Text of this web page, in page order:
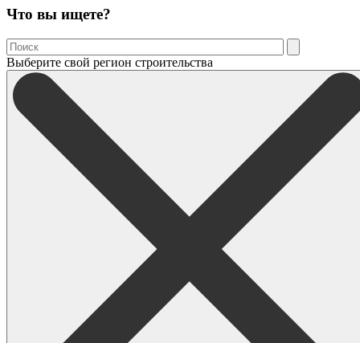
Что вы ищете?
Выберите свой регион строительства